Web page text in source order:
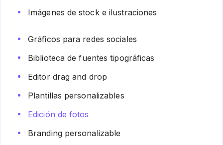
Imágenes de stock e ilustraciones
Gráficos para redes sociales
Biblioteca de fuentes tipográficas
Editor drag and drop
Plantillas personalizables
Edición de fotos
Branding personalizable